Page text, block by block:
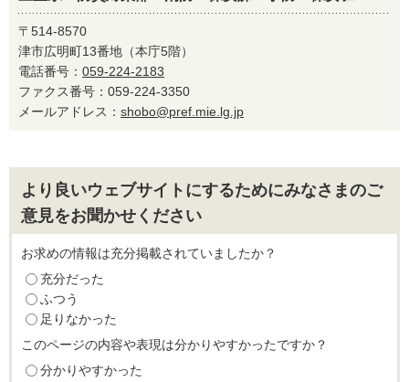
〒514-8570
津市広明町13番地（本庁5階）
電話番号： 059-224-2183
ファクス番号：059-224-3350
メールアドレス： shobo@pref.mie.lg.jp
より良いウェブサイトにするためにみなさまのご
意見をお聞かせください
お求めの情報は充分掲載されていましたか？
充分だった
ふつう
足りなかった
このページの内容や表現は分かりやすかったですか？
分かりやすかった